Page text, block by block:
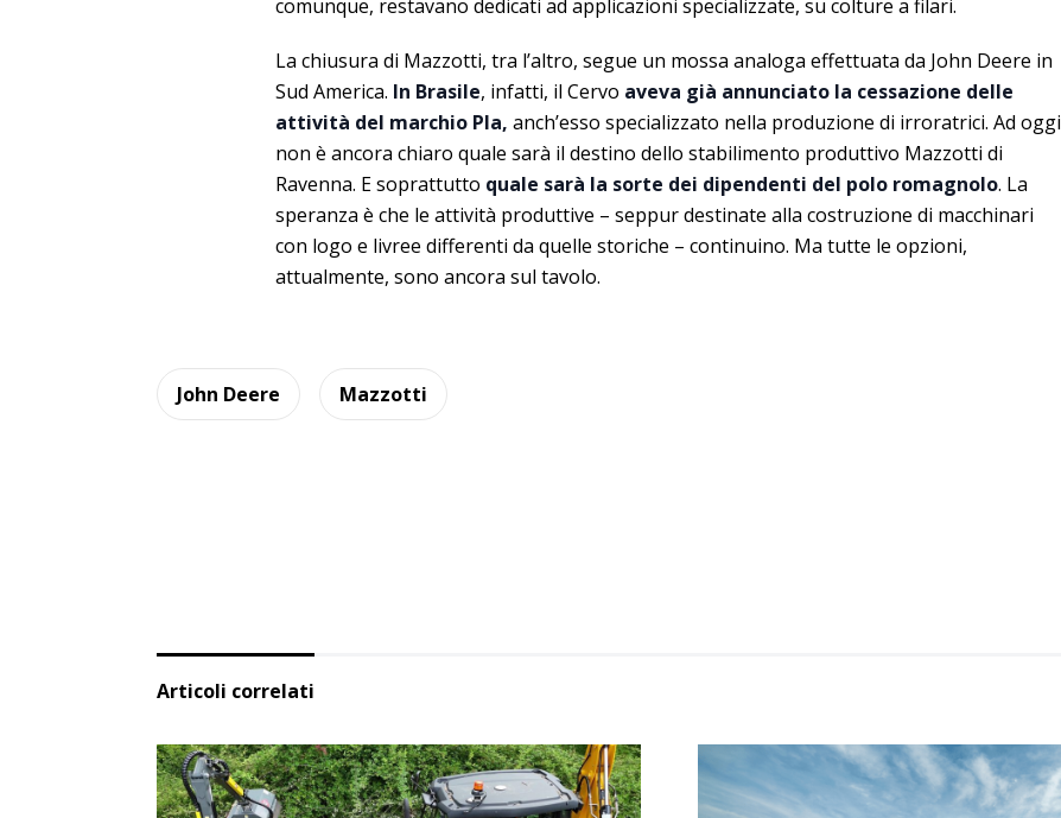
comunque, restavano dedicati ad applicazioni specializzate, su colture a filari.
La chiusura di Mazzotti, tra l’altro, segue un mossa analoga effettuata da John Deere in
Sud America. In Brasile, infatti, il Cervo aveva già annunciato la cessazione delle
attività del marchio Pla, anch’esso specializzato nella produzione di irroratrici. Ad oggi
non è ancora chiaro quale sarà il destino dello stabilimento produttivo Mazzotti di
Ravenna. E soprattutto quale sarà la sorte dei dipendenti del polo romagnolo. La
speranza è che le attività produttive – seppur destinate alla costruzione di macchinari
con logo e livree differenti da quelle storiche – continuino. Ma tutte le opzioni,
attualmente, sono ancora sul tavolo.
John Deere Mazzotti
Articoli correlati